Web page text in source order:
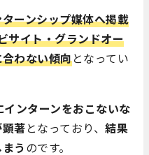
ーンシップ媒体へ掲載
サイト・グランドオー
わない傾向となってい
ンターンをおこないな
著となっており、 結果
う のです。